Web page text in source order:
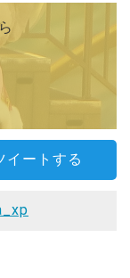
イートする